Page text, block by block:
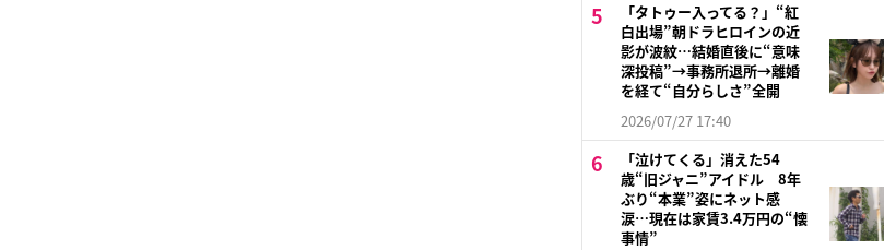
「タトゥー入ってる？」“紅
白出場”朝ドラヒロインの近
影が波紋…結婚直後に“意味
深投稿”→事務所退所→離婚
を経て“自分らしさ”全開
2026/07/27 17:40
「泣けてくる」消えた54
歳“旧ジャニ”アイドル 8年
ぶり“本業”姿にネット感
涙…現在は家賃3.4万円の“懐
事情”